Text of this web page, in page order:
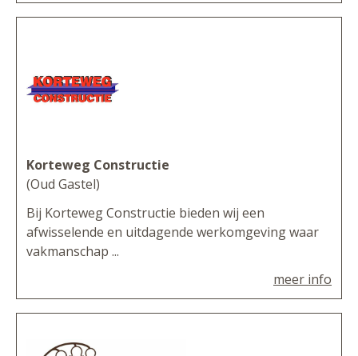
Korteweg Constructie
(Oud Gastel)
Bij Korteweg Constructie bieden wij een
afwisselende en uitdagende werkomgeving waar
vakmanschap ...
meer info